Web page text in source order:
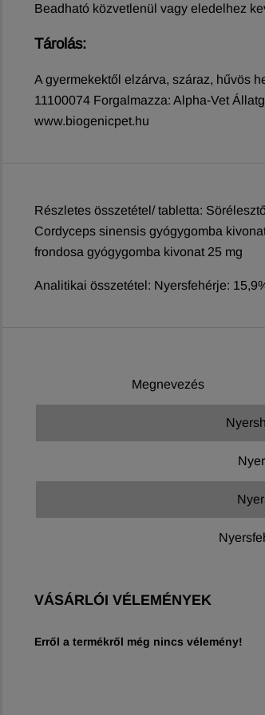
Beadható közvetlenül vagy eledelhez
Tárolás:
A gyermekektől elzárva, száraz, hűvös
11100074 Forgalmazza: Alpha-Vet
www.biogenicpet.hu
Részletes összetétel/ tabletta:
Cordyceps sinensis gyógygomba
frondosa gyógygomba kivonat 25 mg
Analitikai összetétel: Nyersfehérje:
Megnevezés
VÁSÁRLÓI VÉLEMÉNYEK
Erről a termékről még nincs vélemény!